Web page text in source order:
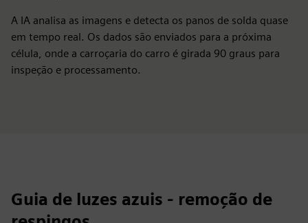
A IA analisa as imagens e detecta os panos de solda quase
em tempo real. Os dados são enviados para a próxima
célula, onde a carroçaria do carro é girada 90 graus para
inspeção e processamento.
Guia de luzes azuis - remoção de